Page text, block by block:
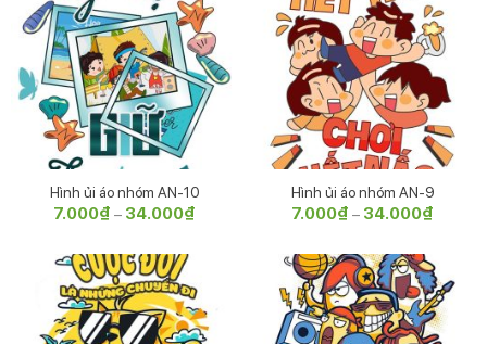
Hình ủi áo nhóm AN-10
7.000₫ – 34.000₫
Hình ủi áo nhóm AN-9
7.000₫ – 34.000₫
đến